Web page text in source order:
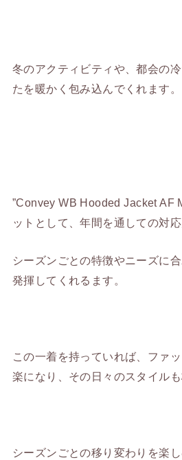
冬のアクティビティや、都会の
たを暖かく包み込んでくれます。
”Convey WB Hooded Jacket AF
ットとして、年間を通しての対
シーズンごとの特徴やニーズに
発揮してくれるます。
この一着を持っていれば、ファ
楽になり、その日々のスタイル
シーズンごとの移り変わりを楽